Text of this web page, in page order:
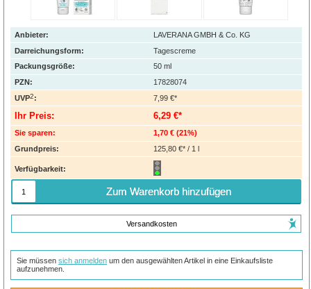
Anbieter:
LAVERANA GMBH & Co. KG
Darreichungsform:
Tagescreme
Packungsgröße:
50 ml
PZN:
17828074
UVP2: 7,99 €*
Ihr Preis: 6,29 €*
Sie sparen: 1,70 € (21%)
Grundpreis:
125,80 €* / 1 l
Verfügbarkeit:
Zum Warenkorb hinzufügen
Versandkosten
Sie müssensich anmelden um den ausgewählten Artikel in eine Einkaufsliste
aufzunehmen.